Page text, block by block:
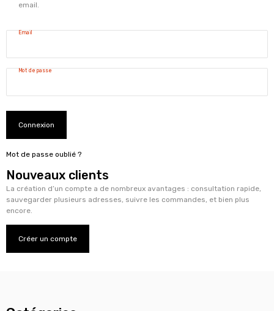
email.
Email
Mot de passe
Connexion
Mot de passe oublié ?
Nouveaux clients
La création d’un compte a de nombreux avantages : consultation rapide,
sauvegarder plusieurs adresses, suivre les commandes, et bien plus
encore.
Créer un compte